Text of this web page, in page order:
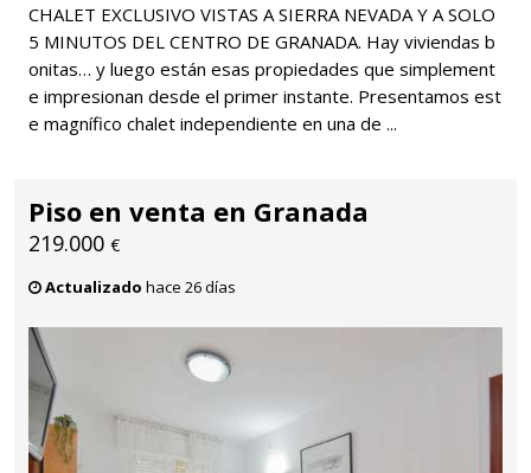
CHALET EXCLUSIVO VISTAS A SIERRA NEVADA Y A SOLO
5 MINUTOS DEL CENTRO DE GRANADA. Hay viviendas b
onitas… y luego están esas propiedades que simplement
e impresionan desde el primer instante. Presentamos est
e magnífico chalet independiente en una de ...
Piso en venta en Granada
219.000 €
Actualizado hace 26 días